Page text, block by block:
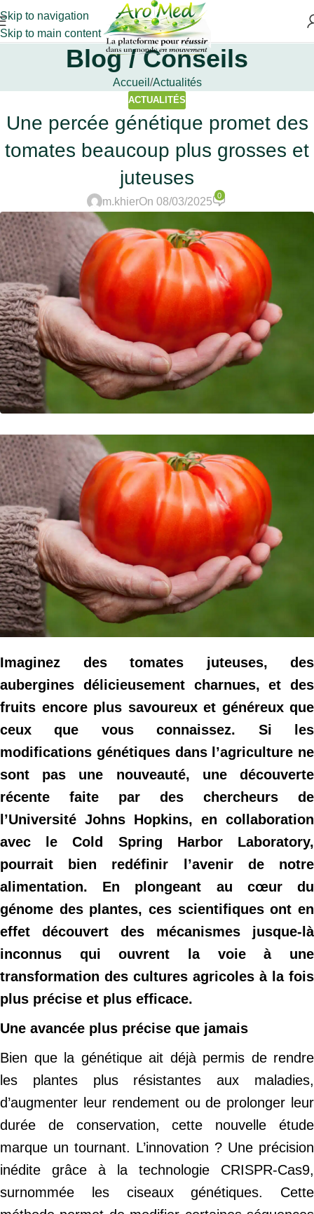
Skip to navigation
Skip to main content
Blog / Conseils
Accueil Actualités
ACTUALITÉS
Une percée génétique promet des
tomates beaucoup plus grosses et
juteuses
m.khierOn 08/03/2025
0
Imaginez des tomates juteuses, des
aubergines délicieusement charnues, et des
fruits encore plus savoureux et généreux que
ceux que vous connaissez. Si les
modifications génétiques dans l’agriculture ne
sont pas une nouveauté, une découverte
récente faite par des chercheurs de
l’Université Johns Hopkins, en collaboration
avec le Cold Spring Harbor Laboratory,
pourrait bien redéfinir l’avenir de notre
alimentation. En plongeant au cœur du
génome des plantes, ces scientifiques ont en
effet découvert des mécanismes jusque-là
inconnus qui ouvrent la voie à une
transformation des cultures agricoles à la fois
plus précise et plus efficace.
Une avancée plus précise que jamais
Bien que la génétique ait déjà permis de rendre
les plantes plus résistantes aux maladies,
d’augmenter leur rendement ou de prolonger leur
durée de conservation, cette nouvelle étude
marque un tournant. L’innovation ? Une précision
inédite grâce à la technologie CRISPR-Cas9,
surnommée les ciseaux génétiques. Cette